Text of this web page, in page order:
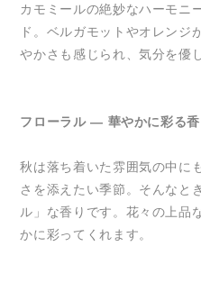
カモミールの絶妙なハーモニ
ド。ベルガモットやオレンジ
やかさも感じられ、気分を優
フローラル ― 華やかに彩る香
秋は落ち着いた雰囲気の中に
さを添えたい季節。そんなと
ル」な香りです。花々の上品
かに彩ってくれます。